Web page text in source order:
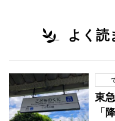
よく読
東
「